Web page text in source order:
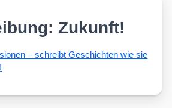
Zukunft!
– schreibt Geschich­ten wie sie